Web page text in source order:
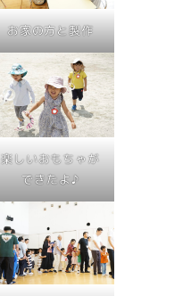
お家の方と製作
楽しいおもちゃが
できたよ♪